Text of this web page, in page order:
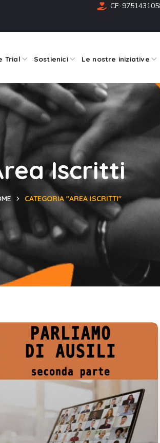
CF:
Trial Sostienici Le nostre iniziative
Iscritti
CATEGORIA "AREA ISCRITTI"